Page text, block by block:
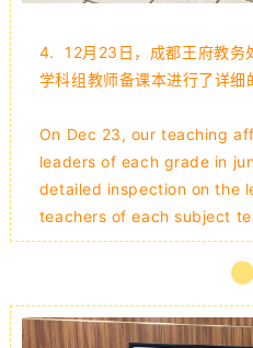
4.
12月23日，成都王府教务
学科组教师备课本进行了详细
On Dec 23, our teaching
leaders of each grade in
detailed inspection on the
teachers of each subject